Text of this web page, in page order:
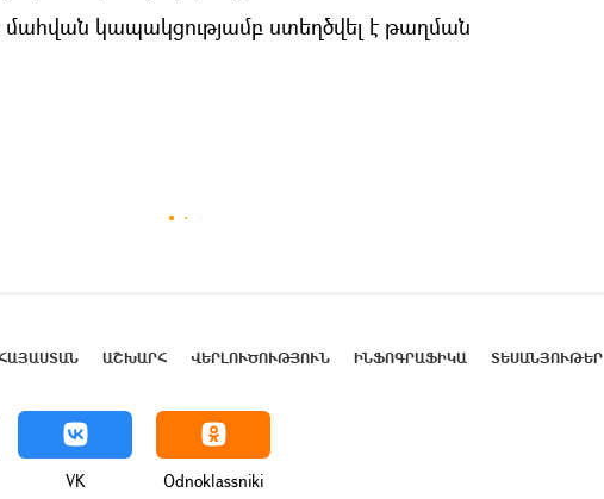
կապակցությամբ ստեղծվել է թաղման
ԱՇԽԱՐՀ ՎԵՐԼՈՒԾՈՒԹՅՈՒՆ ԻՆՖՈԳՐԱՖԻԿԱ ՏԵՍԱՆՅՈՒԹԵՐ
VK Odnoklassniki